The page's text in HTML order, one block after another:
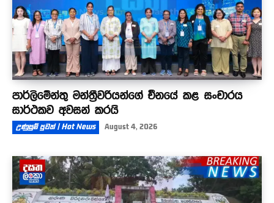
පාර්ලිමේන්තු මන්ත්‍රීවරියන්ගේ චීනයේ කළ සංචාරය
සාර්ථකව අවසන් කරයි
උණුසුම් පුවත් | Hot News August 4, 2026